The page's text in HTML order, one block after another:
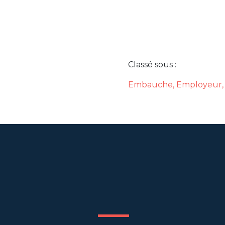
Classé sous :
Embauche, Employeur,